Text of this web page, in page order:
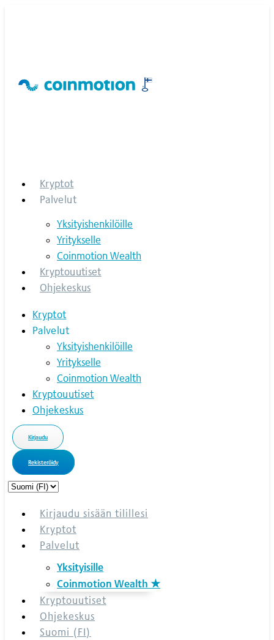
Kryptot
Palvelut
Yksityishenkilöille
Yritykselle
Coinmotion Wealth
Kryptouutiset
Ohjekeskus
Kryptot
Palvelut
Yksityishenkilöille
Yritykselle
Coinmotion Wealth
Kryptouutiset
Ohjekeskus
Kirjaudu
Rekisteröidy
Choose
languageKirjaudu sisään tilillesi
Kryptot
Palvelut
Yksityisille
Coinmotion Wealth ★
Kryptouutiset
Ohjekeskus
Suomi (FI)